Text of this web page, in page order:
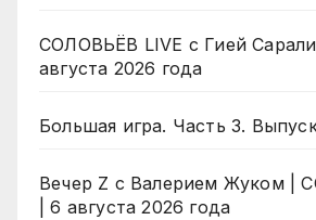
СОЛОВЬЁВ LIVE с Гией
августа 2026 года
Большая игра. Часть 3.
Вечер Z с Валерием Жуком |
| 6 августа 2026 года